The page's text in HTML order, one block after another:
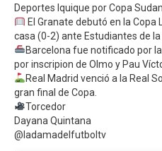
Deportes Iquique por Copa
El Granate debutó en la
casa (0-2) ante Estudiantes de la
Barcelona fue notificado por
por inscripion de Olmo y Pau
Real Madrid venció a la Real
gran final de Copa.
Torcedor
Dayana Quintana
@ladamadelfutboltv